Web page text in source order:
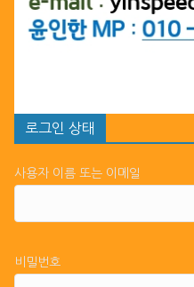
로그인 상태
사용자 이름 또는 이메일
비밀번호